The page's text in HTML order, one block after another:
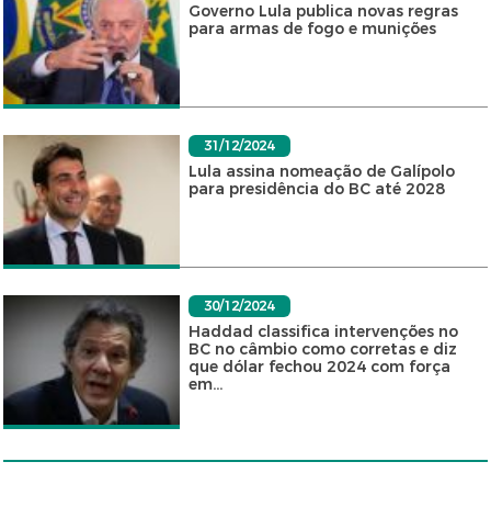
Governo Lula publica novas regras
para armas de fogo e munições
31/12/2024
Lula assina nomeação de Galípolo
para presidência do BC até 2028
30/12/2024
Haddad classifica intervenções no
BC no câmbio como corretas e diz
que dólar fechou 2024 com força
em...